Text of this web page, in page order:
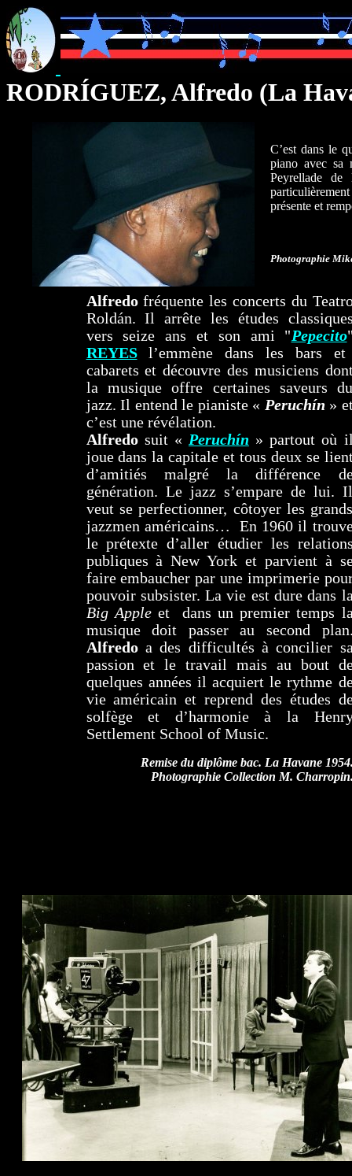
RODRÍGUEZ, Alfredo (La
C’est dans le
piano avec sa
Peyrellade
présente et
Photographie
Alfredofréquente les concerts du
Roldán. Il arrête les études
vers seize ans et son ami "Pepecito
REYESl’emmène dans les bars et
cabarets et découvre des musiciens
la musique offre certaines saveurs
jazz. Il entend le pianiste « Peruchín »
c’est une révélation.
Alfredosuit « Peruchín » partout où
joue dans la capitale et tous deux se
d’amitiés malgré la différence
génération. Le jazz s’empare de lui.
veut se perfectionner, côtoyer les
jazzmen américains… En 1960 il
le prétexte d’aller étudier les
publiques à New York et parvient à
faire embaucher par une imprimerie
pouvoir subsister. La vie est dure dans
Big Appleet dans un premier temps
musique doit passer au second
Alfredo a des difficultés à concilier
passion et le travail mais au bout
quelques années il acquiert le rythme
vie américain et reprend des études
solfège et d’harmonie à la
Settlement School of Music.
Remise du diplôme bac. La Havane
Photographie Collection M.